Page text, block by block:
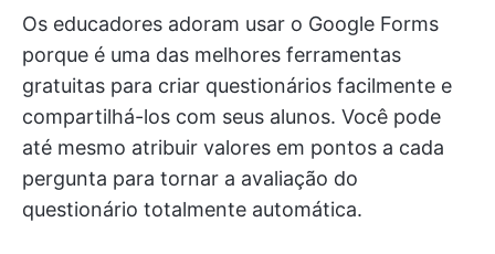
Os educadores adoram usar o Google Forms
porque é uma das melhores ferramentas
gratuitas para criar questionários facilmente e
compartilhá-los com seus alunos. Você pode
até mesmo atribuir valores em pontos a cada
pergunta para tornar a avaliação do
questionário totalmente automática.